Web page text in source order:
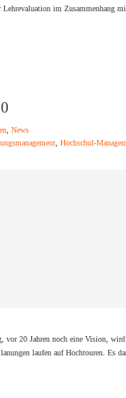
im Zusammenhang
, News
, Hochschul-
20 Jahren noch eine Vision,
laufen auf Hochtouren. Es